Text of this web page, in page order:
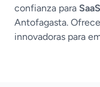
confianza para
Antofagasta.
innovadoras para